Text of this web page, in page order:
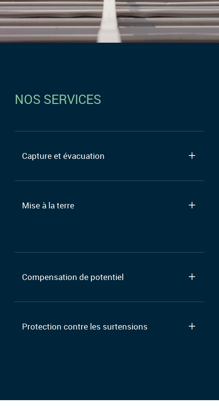
NOS SERVICES
Capture et évacuation
Mise à la terre
Compensation de potentiel
Protection contre les surtensions